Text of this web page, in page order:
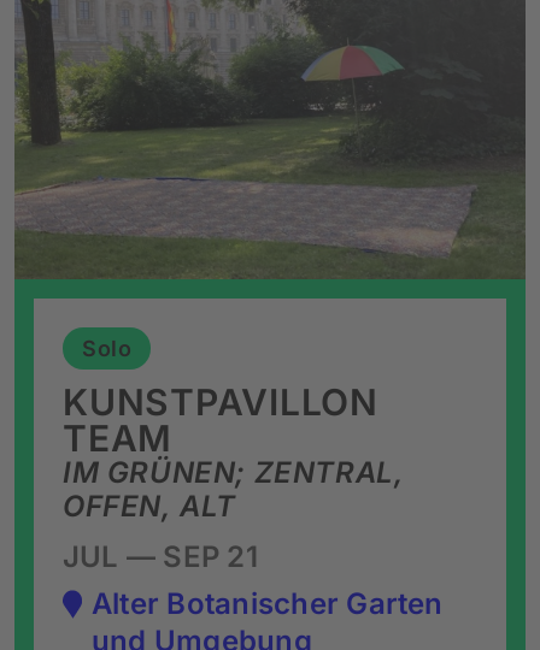
Solo
IM GRÜNEN; ZENTRAL,
OFFEN, ALT
KUNSTPAVILLON
TEAM
JUL — SEP 21
Alter Botanischer Garten
und Umgebung